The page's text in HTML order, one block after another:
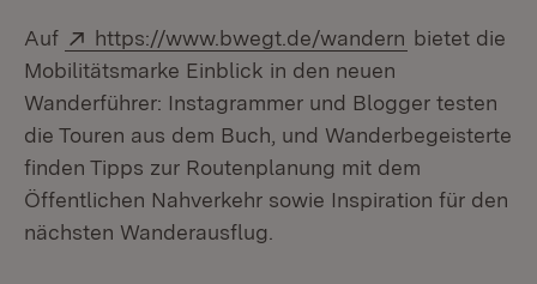
Auf Extern:
https://www.bwegt.de/wandern (Öffnet in
bietet die
Mobilitätsmarke Einblick in den neuen
Wanderführer: Instagrammer und Blogger testen
die Touren aus dem Buch, und Wanderbegeisterte
finden Tipps zur Routenplanung mit dem
Öffentlichen Nahverkehr sowie Inspiration für den
nächsten Wanderausflug.